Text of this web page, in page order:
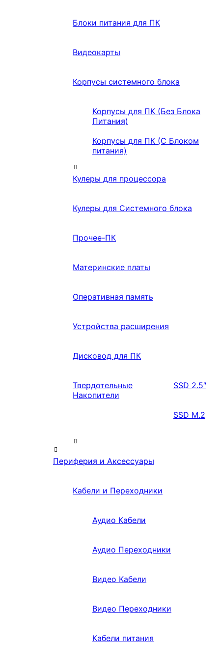
Блоки питания для ПК
Видеокарты
Корпусы системного блока
Корпусы для ПК (Без Блока
Питания)
Корпусы для ПК (С Блоком
питания)
Кулеры для процессора
Кулеры для Системного блока
Прочее-ПК
Материнские платы
Оперативная память
Устройства расширения
Дисковод для ПК
Твердотельные
Накопители
SSD 2.5″
SSD M.2
Периферия и Аксессуары
Кабели и Переходники
Аудио Кабели
Аудио Переходники
Видео Кабели
Видео Переходники
Кабели питания